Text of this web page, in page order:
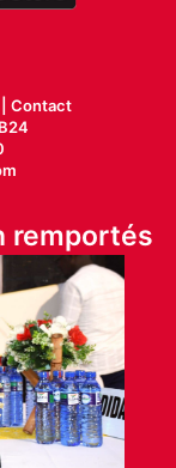
Contact
remportés